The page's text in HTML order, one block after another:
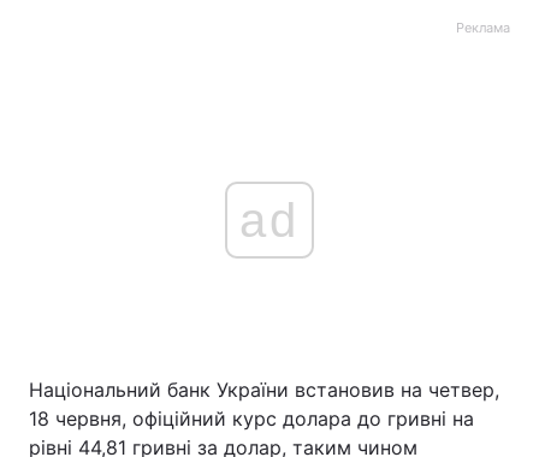
Головна Війна
Україна Політика
Реклама
ad
Національний банк України встановив на четвер,
18 червня, офіційний курс долара до гривні на
рівні 44,81 гривні за долар, таким чином